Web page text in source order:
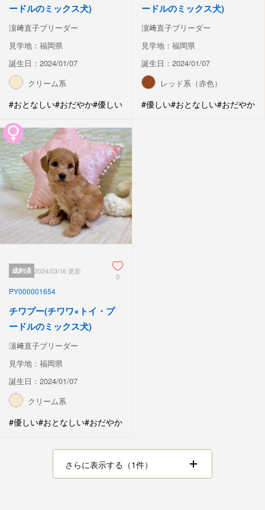
ードルのミックス犬)
濵﨑直子ブリーダー
見学地：福岡県
誕生日：2024/01/07
クリーム系
#おとなしい#おだやか#優しい
ードルのミックス犬)
濵﨑直子ブリーダー
見学地：福岡県
誕生日：2024/01/07
レッド系（赤色）
#優しい#おとなしい#おだやか
成約済 2024/03/16 更新
0
PY000001654
チワプー(チワワ×トイ・プ
ードルのミックス犬)
濵﨑直子ブリーダー
見学地：福岡県
誕生日：2024/01/07
クリーム系
#優しい#おとなしい#おだやか
さらに表示する（1件）